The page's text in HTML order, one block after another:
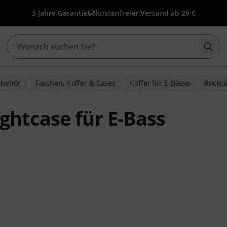
3 Jahre Garantie kostenfreier Versand ab 29 €
Taschen, Koffer & Cases Koffer für E-Bässe
für E-Bass